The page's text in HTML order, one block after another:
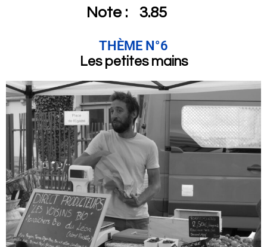
Note : 3.85
THÈME N°6
Les petites mains